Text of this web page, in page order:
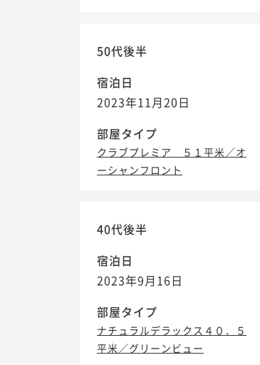
50代後半
宿泊日
2023年11月20日
部屋タイプ
クラブプレミア ５１平米／オ
ーシャンフロント
40代後半
宿泊日
2023年9月16日
部屋タイプ
ナチュラルデラックス４０．５
平米／グリーンビュー